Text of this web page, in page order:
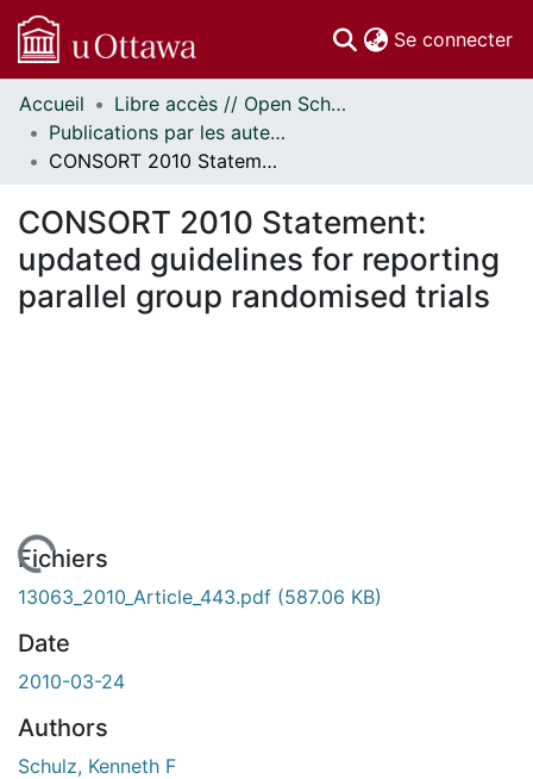
Se connecter
Communautés
et collections
Parcourir
À propos
Accueil
Libre accès // Open Scholarship
Publications par les auteurs d'uOttawa publiés par BioMed Central // uOttawa authored publications from BioMed Central
CONSORT 2010 Statement: updated guidelines for reporting parallel group randomised trials
CONSORT 2010 Statement:
updated guidelines for reporting
parallel group randomised trials
En cours de chargement...
Fichiers
13063_2010_Article_443.pdf (587.06 KB)
Date
2010-03-24
Authors
Schulz, Kenneth F